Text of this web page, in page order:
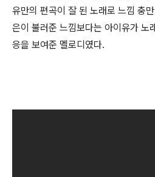
유만의 편곡이 잘 된 노래로 느낌 충
은이 불러준 느낌보다는 아이유가 노
응을 보여준 멜로디였다.